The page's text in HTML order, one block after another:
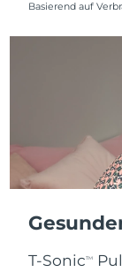
Basierend auf
T-SonicTM